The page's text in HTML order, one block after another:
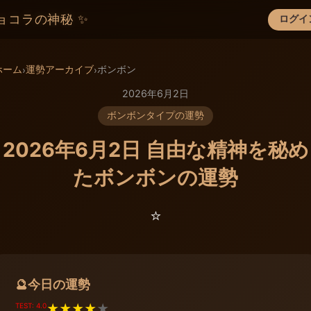
コラの神秘 ✨ ログイ
×
ーム›運勢アーカイブ›ボンボン
2026年6月2日
ボンボンタイプの運勢
2026年6月2日 自由な精神を秘め
たボンボンの運勢
⭐️
🔮今日の運勢
TEST: 4.0